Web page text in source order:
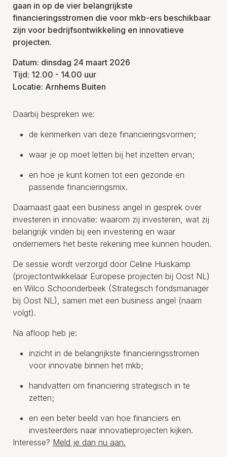
gaan in op de vier belangrijkste
financieringsstromen die voor mkb-ers beschikbaar
zijn voor bedrijfsontwikkeling en innovatieve
projecten.
Datum: dinsdag 24 maart 2026
Tijd: 12.00 - 14.00 uur
Locatie: Arnhems Buiten
Daarbij bespreken we:
de kenmerken van deze financieringsvormen;
waar je op moet letten bij het inzetten ervan;
en hoe je kunt komen tot een gezonde en
passende financieringsmix.
Daarnaast gaat een business angel in gesprek over
investeren in innovatie: waarom zij investeren, wat zij
belangrijk vinden bij een investering en waar
ondernemers het beste rekening mee kunnen houden.
De sessie wordt verzorgd door Celine Huiskamp
(projectontwikkelaar Europese projecten bij Oost NL)
en Wilco Schoonderbeek (Strategisch fondsmanager
bij Oost NL), samen met een business angel (naam
volgt).
Na afloop heb je:
inzicht in de belangrijkste financieringsstromen
voor innovatie binnen het mkb;
handvatten om financiering strategisch in te
zetten;
en een beter beeld van hoe financiers en
investeerders naar innovatieprojecten kijken.
Interesse? Meld je dan nu aan.